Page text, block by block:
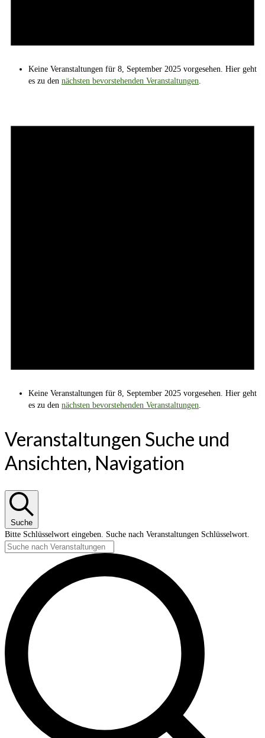
Keine Veranstaltungen für 8, September 2025 vorgesehen. Hier geht
es zu den nächsten bevorstehenden Veranstaltungen.
Keine Veranstaltungen für 8, September 2025 vorgesehen. Hier geht
es zu den nächsten bevorstehenden Veranstaltungen.
Veranstaltungen Suche und
Ansichten, Navigation
Suche
Bitte Schlüsselwort eingeben. Suche nach Veranstaltungen Schlüsselwort.